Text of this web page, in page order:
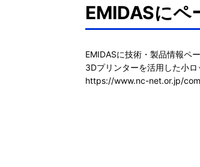
EMIDASにペ
EMIDASに技術・製品情報ペ
https://www.nc-net.or.jp/